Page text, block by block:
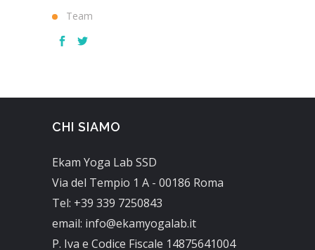
Team
CHI SIAMO
Ekam Yoga Lab SSD
Via del Tempio 1 A - 00186 Roma
Tel: +39 339 7250843
email: info@ekamyogalab.it
P. Iva e Codice Fiscale 14875641004